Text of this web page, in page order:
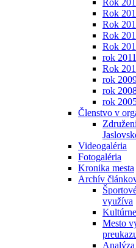
Rok
Rok
Rok
Rok
rok 2011
Rok
rok
rok
rok
Členstvo v
Videogaléria
Fotogaléria
Kronika mesta
Archív
využíva
Mesto